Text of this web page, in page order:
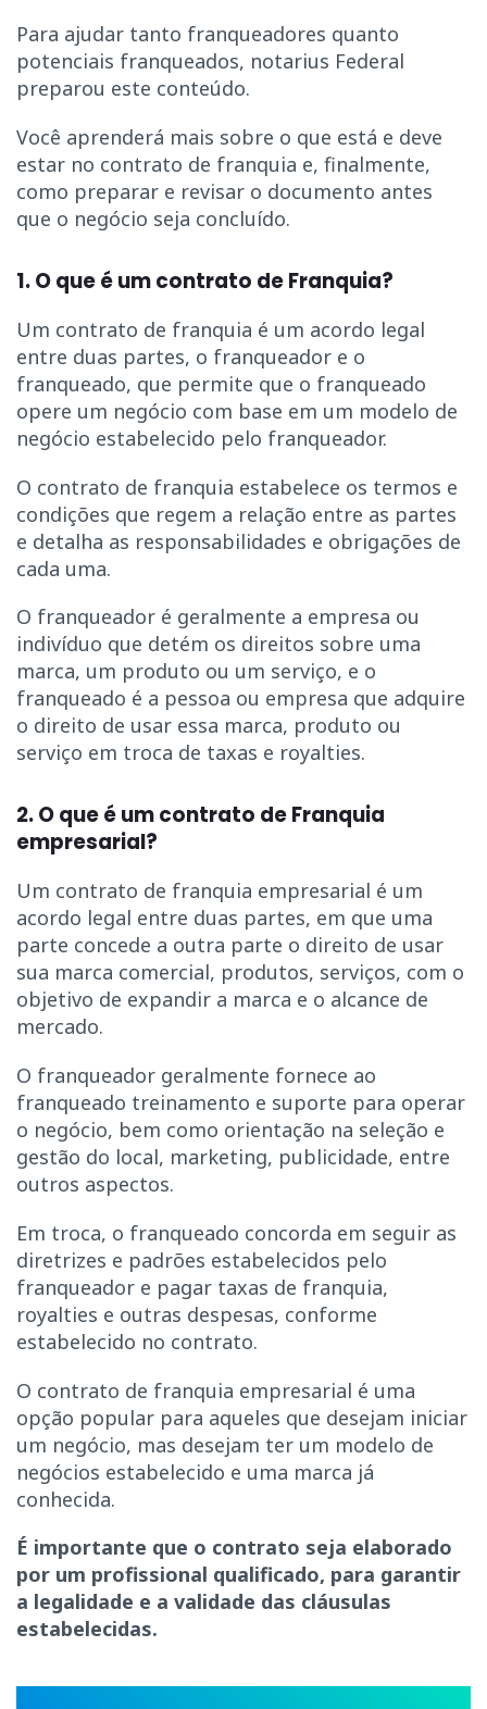
Para ajudar tanto franqueadores quanto
potenciais franqueados, notarius Federal
preparou este conteúdo.
Você aprenderá mais sobre o que está e deve
estar no contrato de franquia e, finalmente,
como preparar e revisar o documento antes
que o negócio seja concluído.
1. O que é um contrato de Franquia?
Um contrato de franquia é um acordo legal
entre duas partes, o franqueador e o
franqueado, que permite que o franqueado
opere um negócio com base em um modelo de
negócio estabelecido pelo franqueador.
O contrato de franquia estabelece os termos e
condições que regem a relação entre as partes
e detalha as responsabilidades e obrigações de
cada uma.
O franqueador é geralmente a empresa ou
indivíduo que detém os direitos sobre uma
marca, um produto ou um serviço, e o
franqueado é a pessoa ou empresa que adquire
o direito de usar essa marca, produto ou
serviço em troca de taxas e royalties.
2. O que é um contrato de Franquia
empresarial?
Um contrato de franquia empresarial é um
acordo legal entre duas partes, em que uma
parte concede a outra parte o direito de usar
sua marca comercial, produtos, serviços, com o
objetivo de expandir a marca e o alcance de
mercado.
O franqueador geralmente fornece ao
franqueado treinamento e suporte para operar
o negócio, bem como orientação na seleção e
gestão do local, marketing, publicidade, entre
outros aspectos.
Em troca, o franqueado concorda em seguir as
diretrizes e padrões estabelecidos pelo
franqueador e pagar taxas de franquia,
royalties e outras despesas, conforme
estabelecido no contrato.
O contrato de franquia empresarial é uma
opção popular para aqueles que desejam iniciar
um negócio, mas desejam ter um modelo de
negócios estabelecido e uma marca já
conhecida.
É importante que o contrato seja elaborado
por um profissional qualificado, para garantir
a legalidade e a validade das cláusulas
estabelecidas.